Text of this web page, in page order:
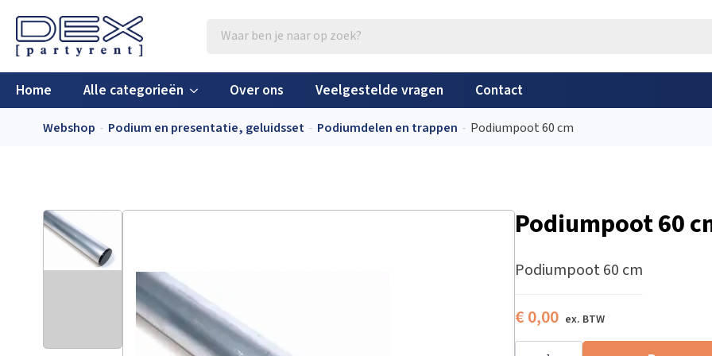
Producten
zoeken
Home Alle categorieën Over ons Veelgestelde vragen Contact
Webshop Podium en presentatie, geluidsset Podiumdelen en trappen Podiumpoot 60 cm
Podiumpoot 60
Podiumpoot 60 cm
€ 0,00
Podiumpoot